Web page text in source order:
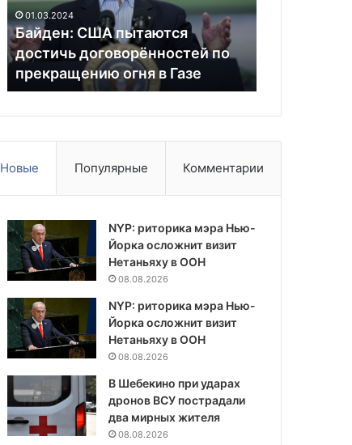
по
прекращению
огня
в
Газе
01.03.2024
Байден: США пытаются
достичь договорённостей по
прекращению огня в Газе
—
о
на
ЧМ,
прагматиках
феномене
Новые Популярные Комментарии
NYP: риторика мэра Нью-
Йорка осложнит визит
Нетаньяху в ООН
08.08.2026
NYP: риторика мэра Нью-
Йорка осложнит визит
Нетаньяху в ООН
08.08.2026
В Шебекино при ударах
дронов ВСУ пострадали
два мирных жителя
08.08.2026